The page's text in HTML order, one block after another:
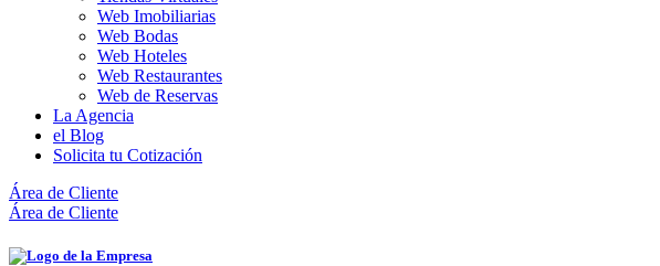
Web Imobiliarias
Web Bodas
Web Hoteles
Web Restaurantes
Web de Reservas
La Agencia
el Blog
Solicita tu Cotización
Área de Cliente
Área de Cliente